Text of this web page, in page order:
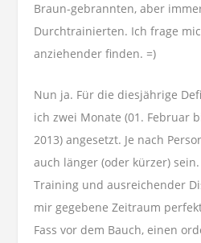
Braun-gebrannten, aber
Durchtrainierten. Ich frage
anziehender finden. =)
Nun ja. Für die diesjährige
ich zwei Monate (01. Februar
2013) angesetzt. Je nach
auch länger (oder kürzer)
Training und ausreichender
mir gegebene Zeitraum
Fass vor dem Bauch, einen